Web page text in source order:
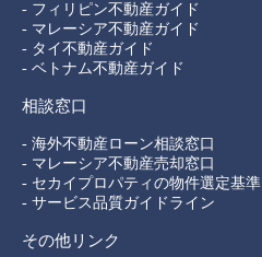
- フィリピン不動産ガイド
- マレーシア不動産ガイド
- タイ不動産ガイド
- ベトナム不動産ガイド
相談窓口
- 海外不動産ローン相談窓口
- マレーシア不動産売却窓口
- セカイプロパティの物件選定基準
- サービス品質ガイドライン
その他リンク